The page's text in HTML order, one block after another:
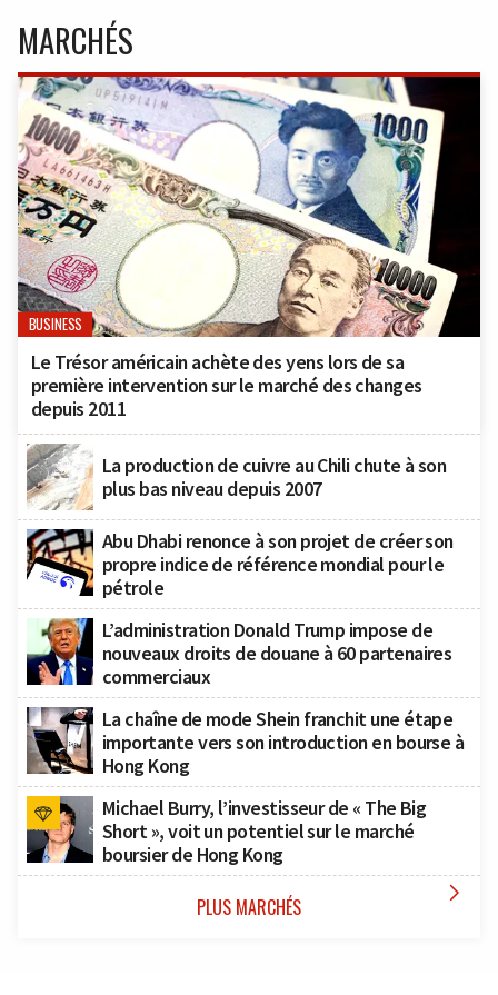
MARCHÉS
BUSINESS
Le Trésor américain achète des yens lors de sa
première intervention sur le marché des changes
depuis 2011
La production de cuivre au Chili chute à son
plus bas niveau depuis 2007
Abu Dhabi renonce à son projet de créer son
propre indice de référence mondial pour le
pétrole
L’administration Donald Trump impose de
nouveaux droits de douane à 60 partenaires
commerciaux
La chaîne de mode Shein franchit une étape
importante vers son introduction en bourse à
Hong Kong
Michael Burry, l’investisseur de « The Big
Short », voit un potentiel sur le marché
boursier de Hong Kong
PLUS MARCHÉS 